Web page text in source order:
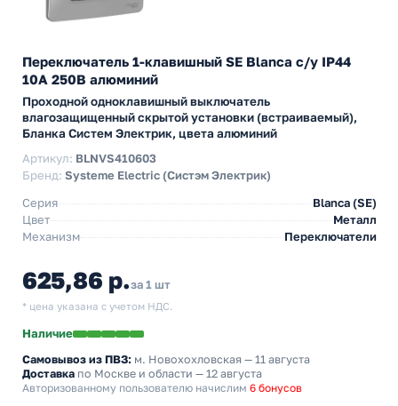
Переключатель 1-клавишный SE Blanca с/у IP44
10A 250В алюминий
Проходной одноклавишный выключатель
влагозащищенный скрытой установки (встраиваемый),
Бланка Систем Электрик, цвета алюминий
Артикул: BLNVS410603
Бренд: Systeme Electric (Систэм Электрик)
Серия
Blanca (SE)
Цвет
Металл
Механизм
Переключатели
625,86 р.за 1 шт
* цена указана с учетом НДС.
Наличие
Самовывоз из ПВЗ: м. Новохохловская — 11 августа
Доставка по Москве и области — 12 августа
Авторизованному пользователю начислим 6 бонусов